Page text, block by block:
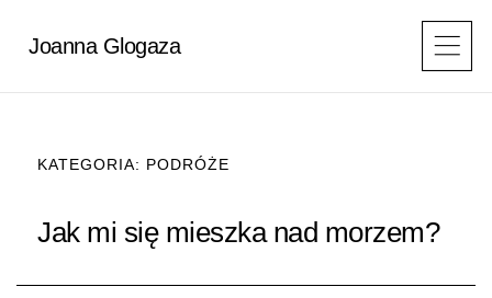
Joanna Glogaza
KATEGORIA: PODRÓŻE
Jak mi się mieszka nad morzem?